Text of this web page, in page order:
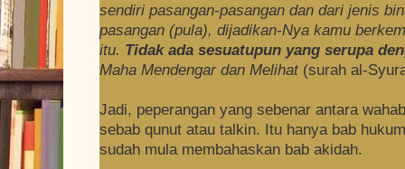
sendiri pasangan-pasangan dan dari jenis
pasangan (pula), dijadikan-Nya kamu
itu. Tidak ada sesuatupun yang serupa
Maha Mendengar dan Melihat (surah al-
Jadi, peperangan yang sebenar antara
sebab qunut atau talkin. Itu hanya bab
sudah mula membahaskan bab akidah.